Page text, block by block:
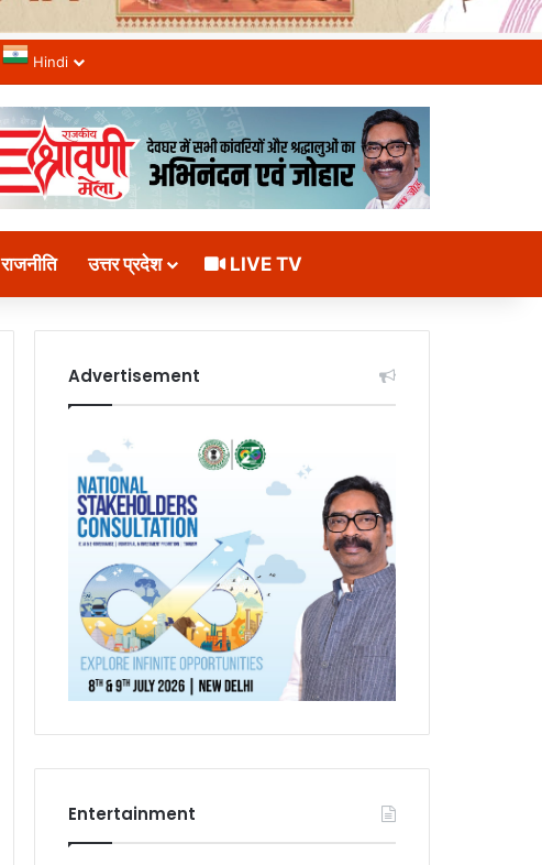
Hindi
राजनीति उत्तर प्रदेश LIVE TV
Advertisement
Entertainment